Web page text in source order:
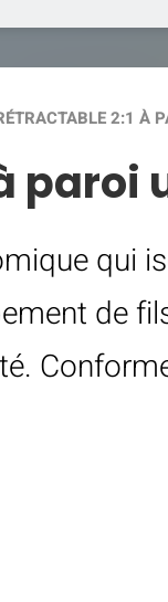
2:1 À
paroi
qui
de